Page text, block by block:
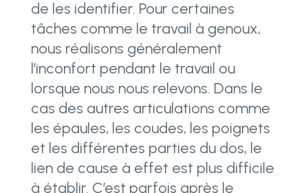
de les identifier. Pour certaines
tâches comme le travail à genoux,
nous réalisons généralement
l’inconfort pendant le travail ou
lorsque nous nous relevons. Dans le
cas des autres articulations comme
les épaules, les coudes, les poignets
et les différentes parties du dos, le
lien de cause à effet est plus difficile
à établir. C’est parfois après le